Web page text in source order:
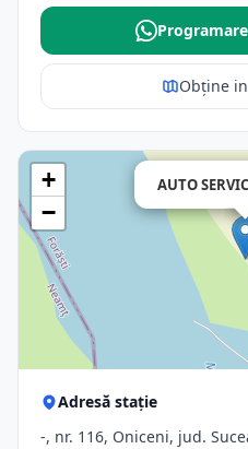
Obține
AUTO
+
−
Adresă stație
-, nr. 116, Oniceni, jud.